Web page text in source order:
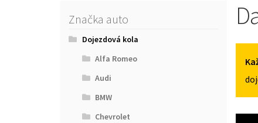
Značka auto
Dojezdová kola
Alfa Romeo
Audi
BMW
Chevrolet